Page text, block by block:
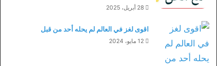
28 أبريل، 2025
اقوى لغز في العالم لم يحله أحد من قبل
12 مايو، 2024